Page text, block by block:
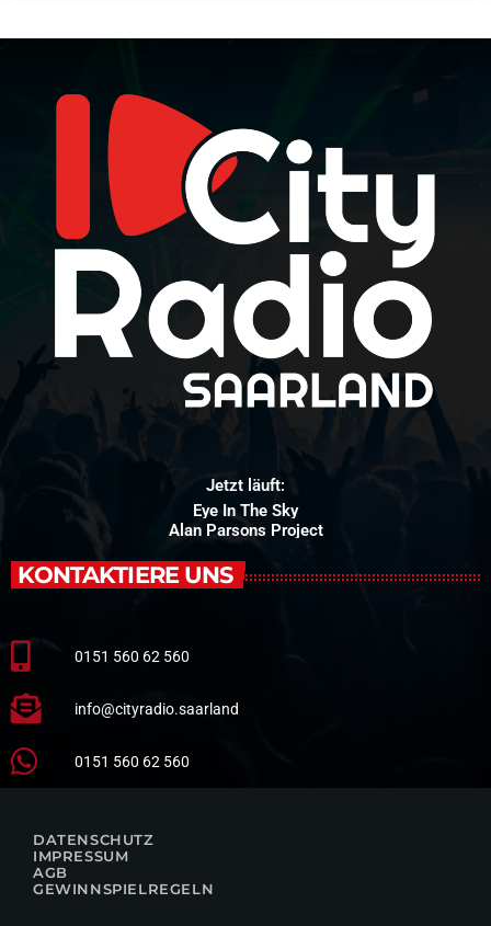
Jetzt läuft:
Eye In The Sky
Alan Parsons Project
KONTAKTIERE UNS
0151 560 62 560
info@cityradio.saarland
0151 560 62 560
DATENSCHUTZ
IMPRESSUM
AGB
GEWINNSPIELREGELN